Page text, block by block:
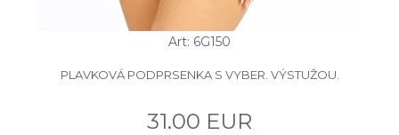
Art: 6G150
PLAVKOVÁ PODPRSENKA S VYBER. VÝSTUŽOU.
31.00 EUR